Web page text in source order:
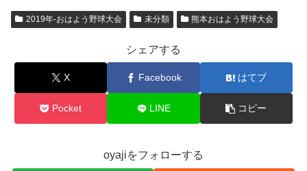
2019年-おはよう野球大会 未分類 熊本おはよう野球大会
シェアする
X Facebook はてブ
Pocket LINE コピー
oyajiをフォローする